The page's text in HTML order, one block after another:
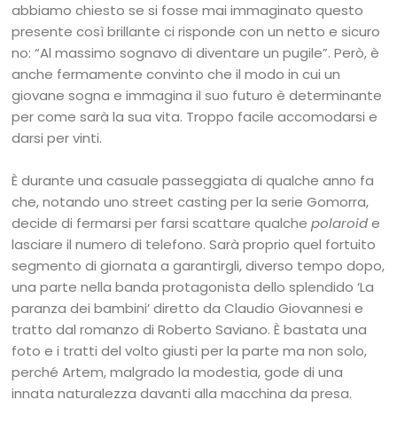
abbiamo chiesto se si fosse mai immaginato questo
presente così brillante ci risponde con un netto e sicuro
no: “Al massimo sognavo di diventare un pugile”. Però, è
anche fermamente convinto che il modo in cui un
giovane sogna e immagina il suo futuro è determinante
per come sarà la sua vita. Troppo facile accomodarsi e
darsi per vinti.
È durante una casuale passeggiata di qualche anno fa
che, notando uno street casting per la serie Gomorra,
decide di fermarsi per farsi scattare qualchepolaroide
lasciare il numero di telefono. Sarà proprio quel fortuito
segmento di giornata a garantirgli, diverso tempo dopo,
una parte nella banda protagonista dello splendido ‘La
paranza dei bambini’ diretto da Claudio Giovannesi e
tratto dal romanzo di Roberto Saviano. È bastata una
foto e i tratti del volto giusti per la parte ma non solo,
perché Artem, malgrado la modestia, gode di una
innata naturalezza davanti alla macchina da presa.